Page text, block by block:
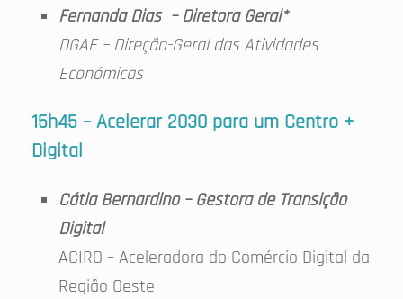
Fernanda Dias – Diretora Geral*
DGAE – Direção-Geral das Atividades
Económicas
15h45 – Acelerar 2030 para um Centro +
Digital
Cátia Bernardino – Gestora de Transição
Digital
ACIRO – Aceleradora do Comércio Digital da
Região Oeste